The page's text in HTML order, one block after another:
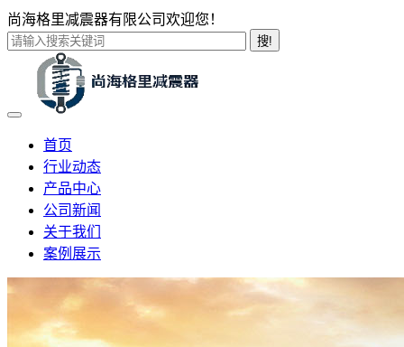
尚海格里减震器有限公司欢迎您！
搜!
首页
行业动态
产品中心
公司新闻
关于我们
案例展示